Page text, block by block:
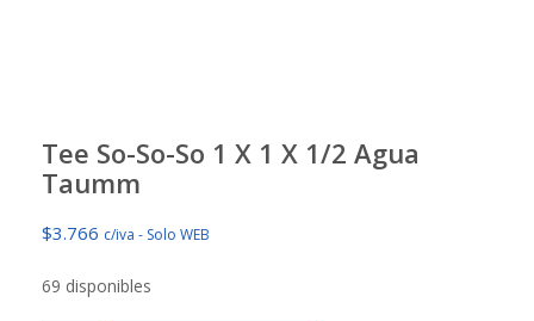
Tee So-So-So 1 X 1 X 1/2 Agua
Taumm
$3.766 c/iva - Solo WEB
69 disponibles